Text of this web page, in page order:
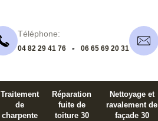
Téléphone:
04 82 29 41 76 - 06 65 69 20 31
Traitement
de
charpente
Réparation
fuite de
toiture 30
Nettoyage et
ravalement de
façade 30